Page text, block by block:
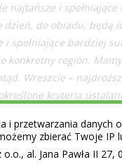
najtańsze i
dzień, do obiadu, będą
spełniające bardziej
konkretny region.
Wreszcie –
kryteria
o miejscu uprawy o
Marani.
i przetwarzania
zbierać Twoje IP
al. Jana Pawła II 27,